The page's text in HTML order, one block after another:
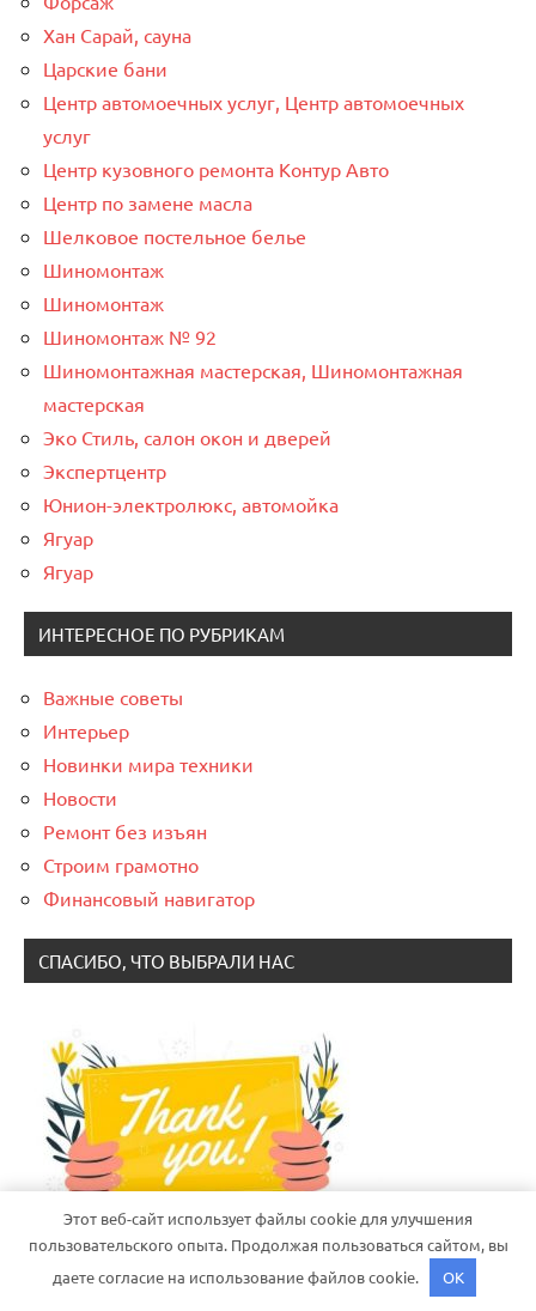
Хан Сарай, сауна
Царские бани
Центр автомоечных услуг, Центр автомоечных
услуг
Центр кузовного ремонта Контур Авто
Центр по замене масла
Шелковое постельное белье
Шиномонтаж
Шиномонтаж
Шиномонтаж № 92
Шиномонтажная мастерская, Шиномонтажная
мастерская
Эко Стиль, салон окон и дверей
Экспертцентр
Юнион-электролюкс, автомойка
Ягуар
Ягуар
ИНТЕРЕСНОЕ ПО РУБРИКАМ
Важные советы
Интерьер
Новинки мира техники
Новости
Ремонт без изъян
Строим грамотно
Финансовый навигатор
СПАСИБО, ЧТО ВЫБРАЛИ НАС
Этот веб-сайт использует файлы cookie для улучшения
пользовательского опыта. Продолжая пользоваться сайтом, вы
даете согласие на использование файлов cookie.
OK